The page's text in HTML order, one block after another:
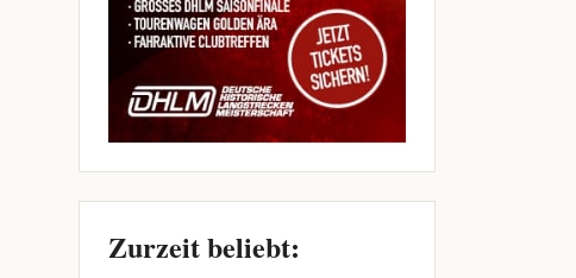
Zurzeit beliebt: